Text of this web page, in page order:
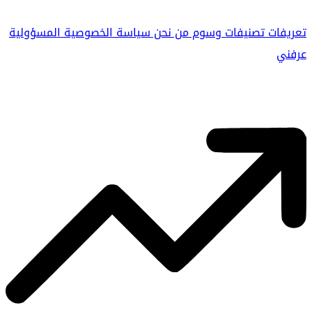
تعريفاتتصنيفاتوسوممن نحنسياسة الخصوصيةالمسؤولية
عرفني